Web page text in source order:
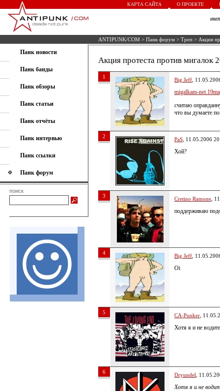
КАРТА САЙТА О ПРОЕКТЕ
ANTIPUNK/COM > Панк форум > Треп > Акция
Панк новости
Панк банды
Панк обзоры
Панк статьи
Панк отчёты
Панк интервью
Панк ссылки
Панк форум
поиск
Акция протеста против мигалок
1 Big Jeff ,
migalkam-
считаю
что вы думаете
2 PaS , 11.05.2006
Хой?
3 Cretino Ramone ,
поддерживаю
4 Big Jeff ,
Oi
5 CA-Punker ,
Хотя я и не
6 Dryundel ,
Хотя я и не